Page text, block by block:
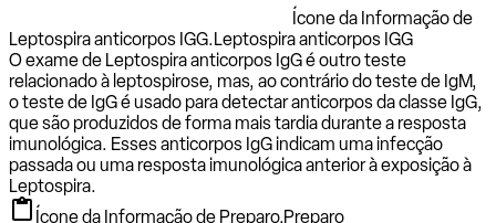
Ícone da Informação de
Leptospira anticorpos IGG.Leptospira anticorpos IGG
O exame de Leptospira anticorpos IgG é outro teste
relacionado à leptospirose, mas, ao contrário do teste de IgM,
o teste de IgG é usado para detectar anticorpos da classe IgG,
que são produzidos de forma mais tardia durante a resposta
imunológica. Esses anticorpos IgG indicam uma infecção
passada ou uma resposta imunológica anterior à exposição à
Leptospira.
Ícone da Informação de Preparo.Preparo